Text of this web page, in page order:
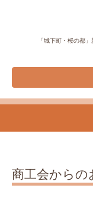
「城下町・桜の都
商工会からの